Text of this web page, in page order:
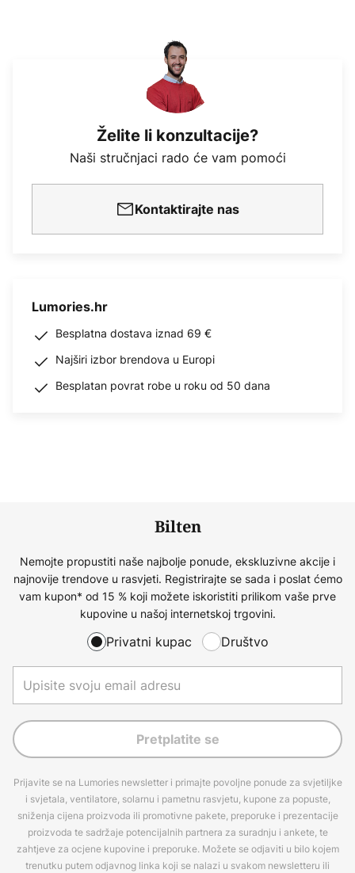
Želite li konzultacije?
Naši stručnjaci rado će vam pomoći
Kontaktirajte nas
Lumories.hr
Besplatna dostava iznad 69 €
Najširi izbor brendova u Europi
Besplatan povrat robe u roku od 50 dana
Bilten
Nemojte propustiti naše najbolje ponude, ekskluzivne akcije i
najnovije trendove u rasvjeti. Registrirajte se sada i poslat ćemo
vam kupon* od 15 % koji možete iskoristiti prilikom vaše prve
kupovine u našoj internetskoj trgovini.
Privatni kupac Društvo
Pretplatite se
Prijavite se na Lumories newsletter i primajte povoljne ponude za svjetiljke
i svjetala, ventilatore, solarnu i pametnu rasvjetu, kupone za popuste,
sniženja cijena proizvoda ili promotivne pakete, preporuke i prezentacije
proizvoda te sadržaje potencijalnih partnera za suradnju i ankete, te
zahtjeve za ocjene kupovine i preporuke. Možete se odjaviti u bilo kojem
trenutku putem odjavnog linka koji se nalazi u svakom newsletteru ili